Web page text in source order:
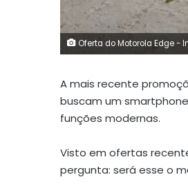
Oferta do Motorola Edge -
A mais recente
buscam um
funções modernas.
Visto em ofertas
pergunta: será esse o